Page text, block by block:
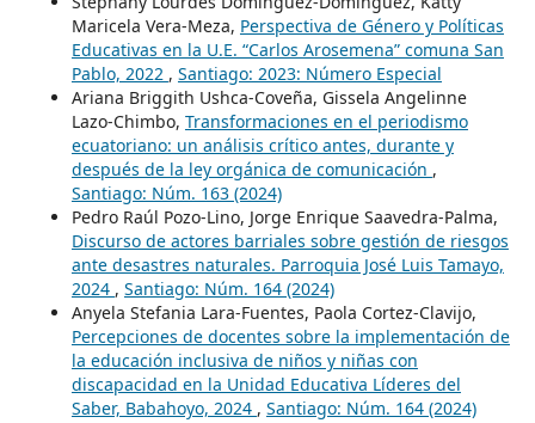
Maricela Vera-Meza, Perspectiva de Género y Políticas
Educativas en la U.E. “Carlos Arosemena” comuna San
Pablo, 2022 , Santiago: 2023: Número Especial
Ariana Briggith Ushca-Coveña, Gissela Angelinne
Lazo-Chimbo, Transformaciones en el periodismo
ecuatoriano: un análisis crítico antes, durante y
después de la ley orgánica de comunicación ,
Santiago: Núm. 163 (2024)
Pedro Raúl Pozo-Lino, Jorge Enrique Saavedra-Palma,
Discurso de actores barriales sobre gestión de riesgos
ante desastres naturales. Parroquia José Luis Tamayo,
2024 , Santiago: Núm. 164 (2024)
Anyela Stefania Lara-Fuentes, Paola Cortez-Clavijo,
Percepciones de docentes sobre la implementación de
la educación inclusiva de niños y niñas con
discapacidad en la Unidad Educativa Líderes del
Saber, Babahoyo, 2024 , Santiago: Núm. 164 (2024)